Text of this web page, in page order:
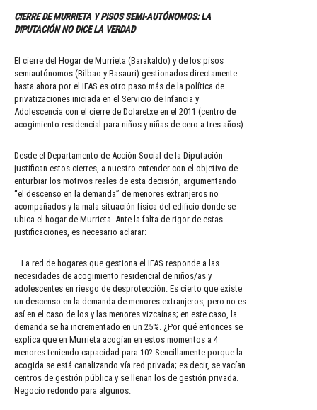
CIERRE DE MURRIETA Y PISOS SEMI-AUTÓNOMOS: LA
DIPUTACIÓN NO DICE LA VERDAD
El cierre del Hogar de Murrieta (Barakaldo) y de los pisos
semiautónomos (Bilbao y Basauri) gestionados directamente
hasta ahora por el IFAS es otro paso más de la política de
privatizaciones iniciada en el Servicio de Infancia y
Adolescencia con el cierre de Dolaretxe en el 2011 (centro de
acogimiento residencial para niños y niñas de cero a tres años).
Desde el Departamento de Acción Social de la Diputación
justifican estos cierres, a nuestro entender con el objetivo de
enturbiar los motivos reales de esta decisión, argumentando
“el descenso en la demanda” de menores extranjeros no
acompañados y la mala situación física del edificio donde se
ubica el hogar de Murrieta. Ante la falta de rigor de estas
justificaciones, es necesario aclarar:
– La red de hogares que gestiona el IFAS responde a las
necesidades de acogimiento residencial de niños/as y
adolescentes en riesgo de desprotección. Es cierto que existe
un descenso en la demanda de menores extranjeros, pero no es
así en el caso de los y las menores vizcaínas; en este caso, la
demanda se ha incrementado en un 25%. ¿Por qué entonces se
explica que en Murrieta acogían en estos momentos a 4
menores teniendo capacidad para 10? Sencillamente porque la
acogida se está canalizando vía red privada; es decir, se vacían
centros de gestión pública y se llenan los de gestión privada.
Negocio redondo para algunos.